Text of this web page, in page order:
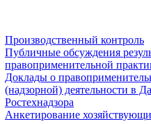
Производственный контроль
Публичные обсуждения
правоприменительной
Доклады о
(надзорной) деятельности в
Ростехнадзора
Анкетирование